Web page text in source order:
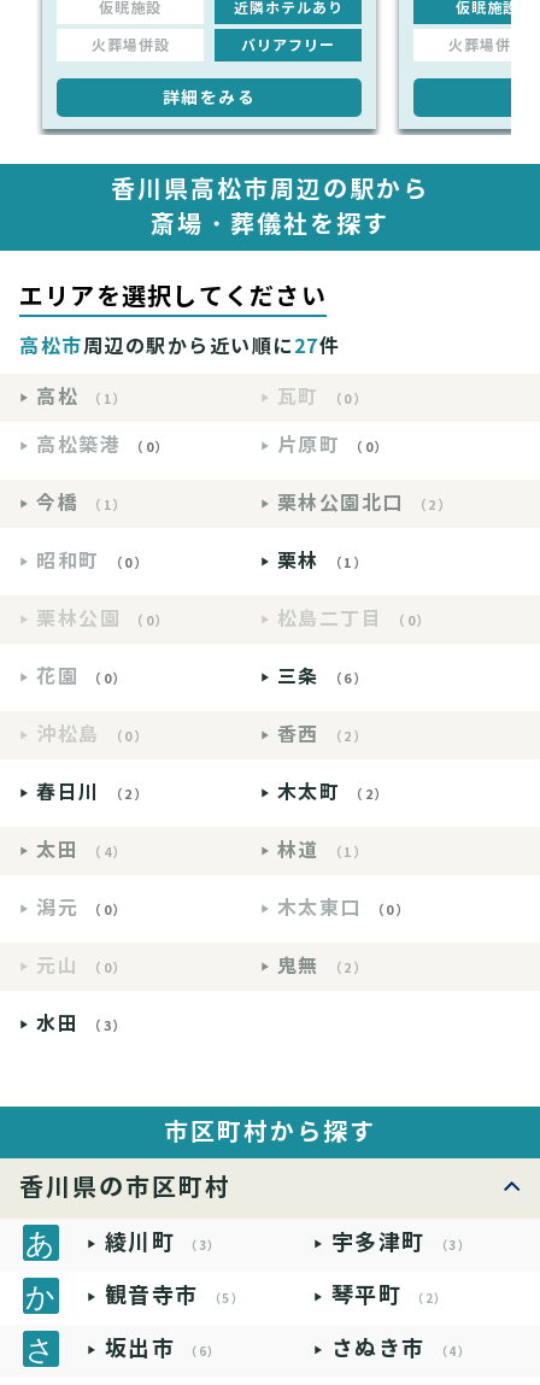
仮眠施設 近隣ホテルあり
火葬場併設 バリアフリー
詳細をみる
仮眠施設
火葬場併設
香川県高松市周辺の駅から
斎場・葬儀社を探す
エリアを選択してください
高松市周辺の駅から近い順に27件
高松
（1） 瓦町 （0）
高松築港 （0） 片原町 （0）
今橋 （1） 栗林公園北口 （2）
昭和町 （0） 栗林 （1）
栗林公園 （0） 松島二丁目 （0）
花園 （0） 三条 （6）
沖松島 （0） 香西 （2）
春日川 （2） 木太町 （2）
太田 （4） 林道 （1）
潟元 （0） 木太東口 （0）
元山 （0） 鬼無 （2）
水田 （3）
市区町村から探す
香川県の市区町村
綾川町 （3） 宇多津町 （3）
観音寺市 （5） 琴平町 （2）
坂出市 （6） さぬき市 （4）